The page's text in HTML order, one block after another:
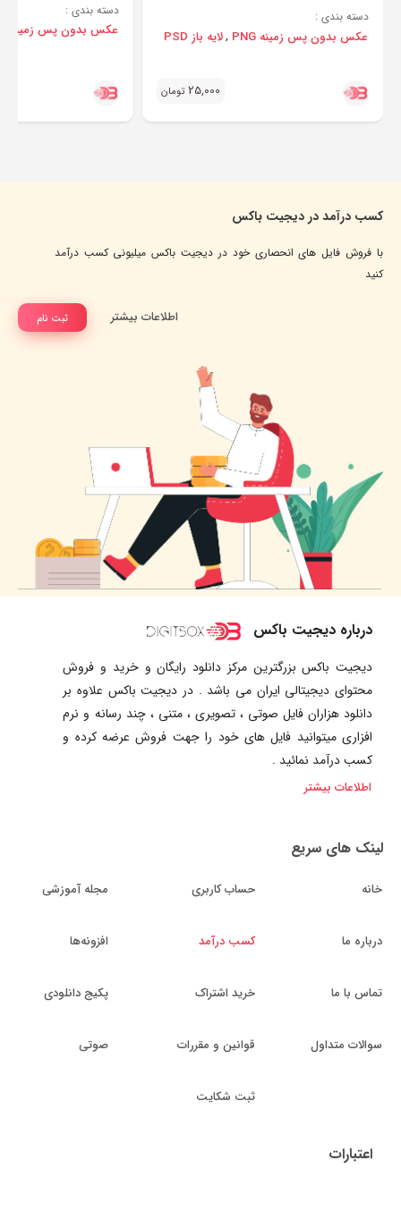
دسته بندی :
عکس بدون پس زمینه PNG ,لایه باز PSD
25,000 تومان
دسته بندی :
عکس بدون پس زمینه PNG
کسب درآمد در دیجیت باکس
با فروش فایل های انحصاری خود در دیجیت باکس میلیونی کسب درآمد
کنید
ثبت نام اطلاعات بیشتر
درباره دیجیت باکس
دیجیت باکس بزرگترین مرکز دانلود رایگان و خرید و فروش
محتوای دیجیتالی ایران می باشد . در دیجیت باکس علاوه بر
دانلود هزاران فایل صوتی ، تصویری ، متنی ، چند رسانه و نرم
افزاری میتوانید فایل های خود را جهت فروش عرضه کرده و
کسب درآمد نمائید .
اطلاعات بیشتر
لینک های سریع
خانه
درباره ما
تماس با ما
سوالات متداول
حساب کاربری
کسب درآمد
خرید اشتراک
قوانین و مقررات
ثبت شکایت
مجله آموزشی
افزونه‌ها
پکیج دانلودی
صوتی
اعتبارات